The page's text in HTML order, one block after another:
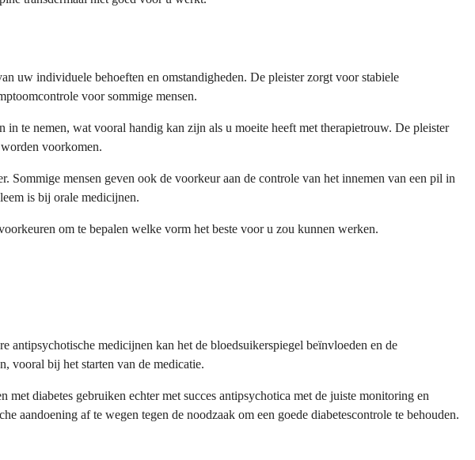
uw individuele behoeften en omstandigheden. De pleister zorgt voor stabiele
voor sommige mensen.
te nemen, wat vooral handig kan zijn als u moeite heeft met therapietrouw. De pleister
voorkomen.
mensen geven ook de voorkeur aan de controle van het innemen van een pil in
is bij orale medicijnen.
om te bepalen welke vorm het beste voor u zou kunnen werken.
antipsychotische medicijnen kan het de bloedsuikerspiegel beïnvloeden en de
vooral bij het starten van de medicatie.
diabetes gebruiken echter met succes antipsychotica met de juiste monitoring en
aandoening af te wegen tegen de noodzaak om een goede diabetescontrole te behouden.